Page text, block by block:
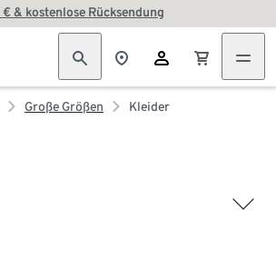
& kostenlose Rücksendung
Große Größen Kleider